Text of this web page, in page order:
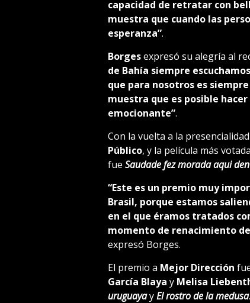
capacidad de retratar con
muestra que cuando las
esperanza”.
Borgesexpresó su alegría al
de Bahía siempre
que para nosotros es
muestra que es posible
emocionante”.
Con la vuelta a la
Público, y la película más
fue Saudade fez morada aqui
“Este es un premio muy
Brasil, porque estamos
en el que éramos tratados
momento de renacimiento
expresó Borges.
El premio a Mejor Dirección
García Blaya y Melisa
uruguayayEl rostro de la medusa.